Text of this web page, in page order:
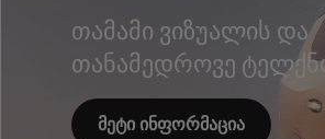
თამამი ვიზუალის და
თანამედროვე
მეტი ინფორმაცია